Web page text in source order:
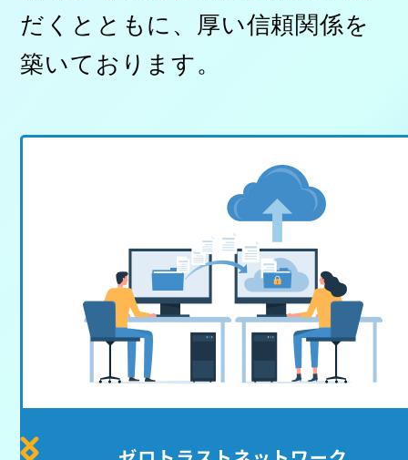
だくとともに、厚い信頼関係を
築いております。